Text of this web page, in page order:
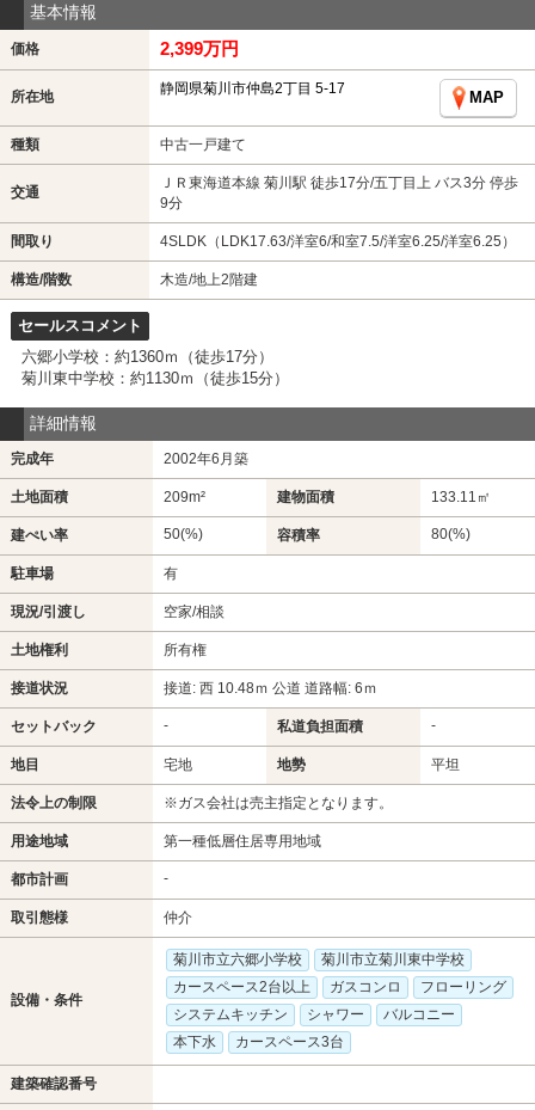
基本情報
価格 2,399万円
所在地 静岡県菊川市仲島2丁目 5-17
MAP
種類 中古一戸建て
交通
ＪＲ東海道本線 菊川駅 徒歩17分/五丁目上 バス3分 停歩
9分
間取り 4SLDK（LDK17.63/洋室6/和室7.5/洋室6.25/洋室6.25）
構造/階数 木造/地上2階建
セールスコメント
六郷小学校：約1360ｍ（徒歩17分）
菊川東中学校：約1130ｍ（徒歩15分）
詳細情報
完成年 2002年6月築
土地面積 209m² 建物面積 133.11㎡
建ぺい率 50(%) 容積率 80(%)
駐車場 有
現況/引渡し 空家/相談
土地権利 所有権
接道状況 接道: 西 10.48ｍ 公道 道路幅: 6ｍ
セットバック - 私道負担面積 -
地目 宅地 地勢 平坦
法令上の制限 ※ガス会社は売主指定となります。
用途地域 第一種低層住居専用地域
都市計画 -
取引態様 仲介
設備・条件
菊川市立六郷小学校
菊川市立菊川東中学校
カースペース2台以上
ガスコンロ
フローリング
システムキッチン
シャワー
バルコニー
本下水
カースペース3台
建築確認番号